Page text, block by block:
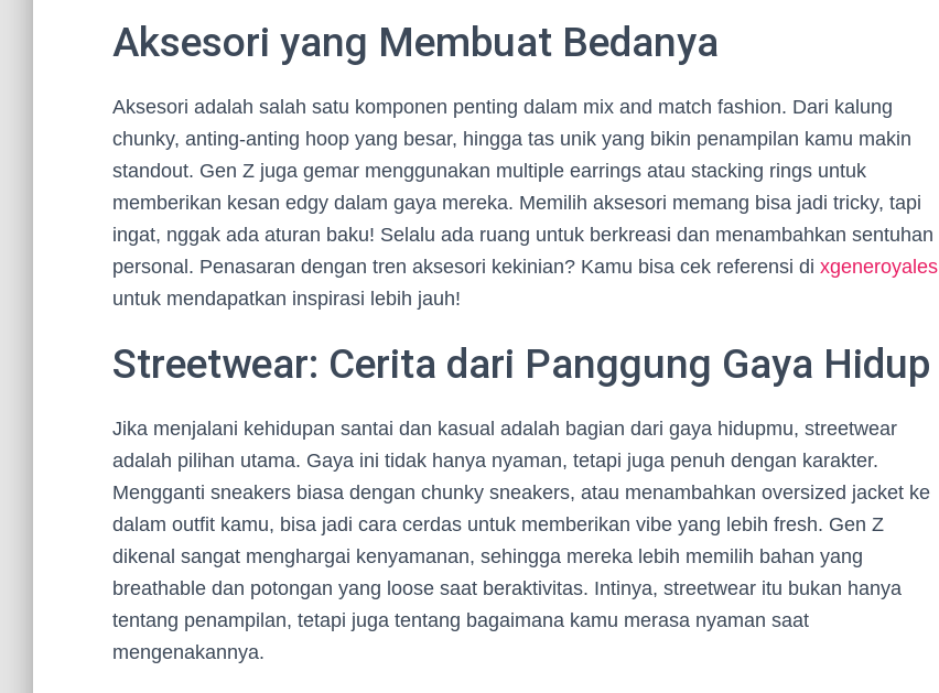
Aksesori yang Membuat Bedanya
Aksesori adalah salah satu komponen penting dalam mix and match fashion. Dari kalung
chunky, anting-anting hoop yang besar, hingga tas unik yang bikin penampilan kamu makin
standout. Gen Z juga gemar menggunakan multiple earrings atau stacking rings untuk
memberikan kesan edgy dalam gaya mereka. Memilih aksesori memang bisa jadi tricky, tapi
ingat, nggak ada aturan baku! Selalu ada ruang untuk berkreasi dan menambahkan sentuhan
personal. Penasaran dengan tren aksesori kekinian? Kamu bisa cek referensi di xgeneroyales
untuk mendapatkan inspirasi lebih jauh!
Streetwear: Cerita dari Panggung Gaya Hidup
Jika menjalani kehidupan santai dan kasual adalah bagian dari gaya hidupmu, streetwear
adalah pilihan utama. Gaya ini tidak hanya nyaman, tetapi juga penuh dengan karakter.
Mengganti sneakers biasa dengan chunky sneakers, atau menambahkan oversized jacket ke
dalam outfit kamu, bisa jadi cara cerdas untuk memberikan vibe yang lebih fresh. Gen Z
dikenal sangat menghargai kenyamanan, sehingga mereka lebih memilih bahan yang
breathable dan potongan yang loose saat beraktivitas. Intinya, streetwear itu bukan hanya
tentang penampilan, tetapi juga tentang bagaimana kamu merasa nyaman saat
mengenakannya.